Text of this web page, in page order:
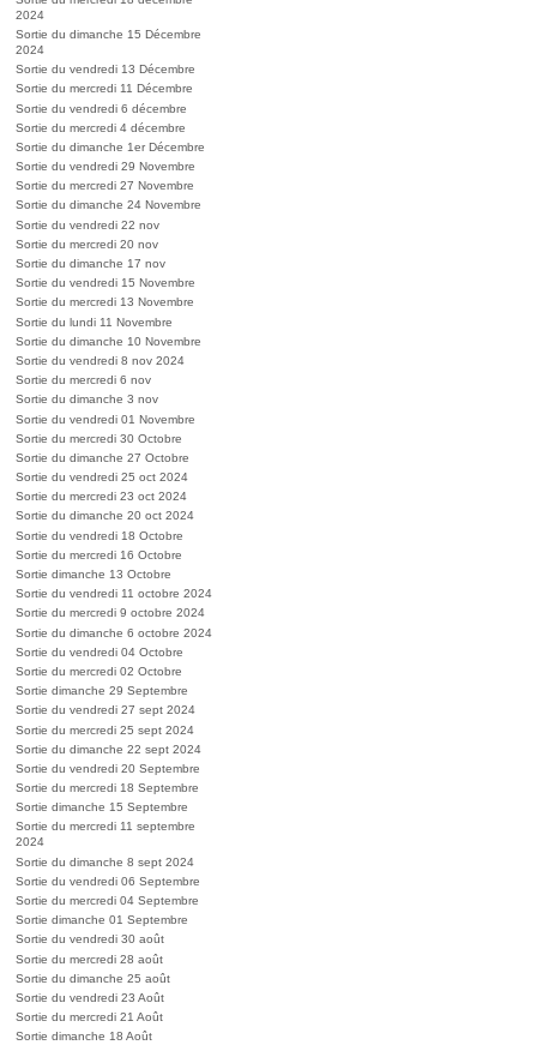
2024
Sortie du dimanche 15 Décembre
2024
Sortie du vendredi 13 Décembre
Sortie du mercredi 11 Décembre
Sortie du vendredi 6 décembre
Sortie du mercredi 4 décembre
Sortie du dimanche 1er Décembre
Sortie du vendredi 29 Novembre
Sortie du mercredi 27 Novembre
Sortie du dimanche 24 Novembre
Sortie du vendredi 22 nov
Sortie du mercredi 20 nov
Sortie du dimanche 17 nov
Sortie du vendredi 15 Novembre
Sortie du mercredi 13 Novembre
Sortie du lundi 11 Novembre
Sortie du dimanche 10 Novembre
Sortie du vendredi 8 nov 2024
Sortie du mercredi 6 nov
Sortie du dimanche 3 nov
Sortie du vendredi 01 Novembre
Sortie du mercredi 30 Octobre
Sortie du dimanche 27 Octobre
Sortie du vendredi 25 oct 2024
Sortie du mercredi 23 oct 2024
Sortie du dimanche 20 oct 2024
Sortie du vendredi 18 Octobre
Sortie du mercredi 16 Octobre
Sortie dimanche 13 Octobre
Sortie du vendredi 11 octobre 2024
Sortie du mercredi 9 octobre 2024
Sortie du dimanche 6 octobre 2024
Sortie du vendredi 04 Octobre
Sortie du mercredi 02 Octobre
Sortie dimanche 29 Septembre
Sortie du vendredi 27 sept 2024
Sortie du mercredi 25 sept 2024
Sortie du dimanche 22 sept 2024
Sortie du vendredi 20 Septembre
Sortie du mercredi 18 Septembre
Sortie dimanche 15 Septembre
Sortie du mercredi 11 septembre
2024
Sortie du dimanche 8 sept 2024
Sortie du vendredi 06 Septembre
Sortie du mercredi 04 Septembre
Sortie dimanche 01 Septembre
Sortie du vendredi 30 août
Sortie du mercredi 28 août
Sortie du dimanche 25 août
Sortie du vendredi 23 Août
Sortie du mercredi 21 Août
Sortie dimanche 18 Août